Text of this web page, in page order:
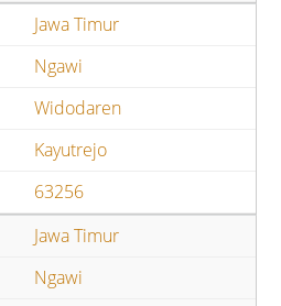
Jawa Timur
Ngawi
Widodaren
Kayutrejo
63256
Jawa Timur
Ngawi